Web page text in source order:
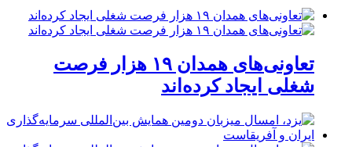
تعاونی‌های همدان ۱۹ هزار فرصت
شغلی ایجاد کرده‌اند